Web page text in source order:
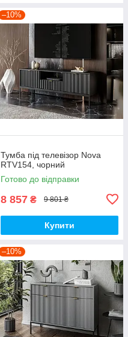
–10%
Тумба під телевізор Nova
RTV154, чорний
Готово до відправки
8 857 ₴ 9 801 ₴
Купити
–10%